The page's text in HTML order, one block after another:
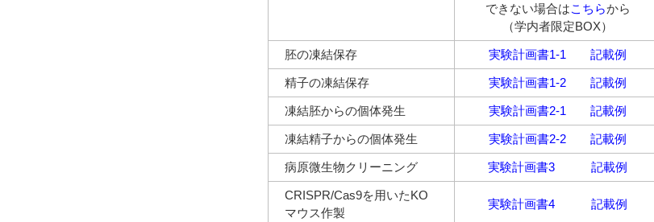
できない場合はこちらから
（学内者限定BOX）
胚の凍結保存 実験計画書1-1 記載例
精子の凍結保存 実験計画書1-2 記載例
凍結胚からの個体発生 実験計画書2-1 記載例
凍結精子からの個体発生 実験計画書2-2 記載例
病原微生物クリーニング 実験計画書3 記載例
CRISPR/Cas9を用いたKO
マウス作製
実験計画書4 記載例